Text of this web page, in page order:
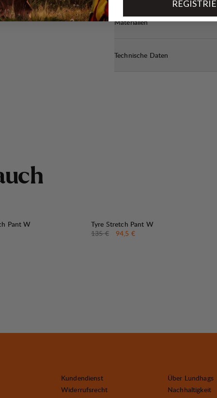
Materialien
Technische Daten
uch
Pant W
VERKAUF:
Tyre Stretch Pant W
Originalpreis:
135 € Verkaufspreis
94,5 €
Kundendienst
Widerrufsrecht
Über Lundhags
Nachhaltigkeit